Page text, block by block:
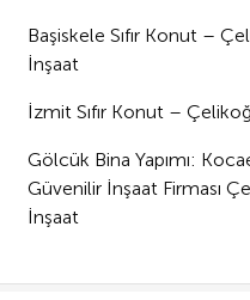
Başiskele Sıfır Konut –
İnşaat
İzmit Sıfır Konut –
Gölcük Bina Yapımı:
Güvenilir İnşaat Firması
İnşaat